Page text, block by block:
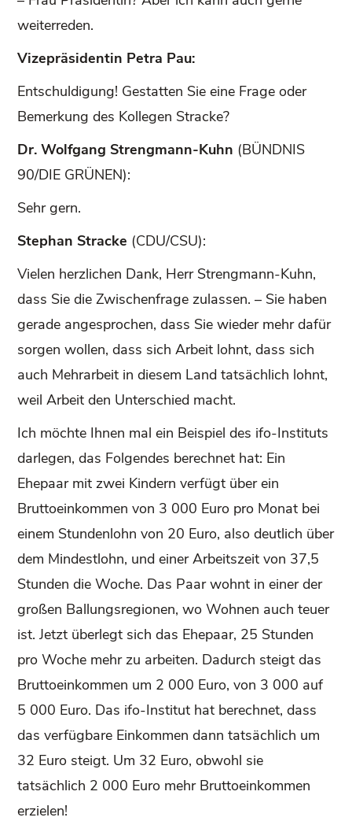
weiterreden.
Vizepräsidentin Petra Pau:
Entschuldigung! Gestatten Sie eine Frage oder
Bemerkung des Kollegen Stracke?
Dr. Wolfgang Strengmann-Kuhn (BÜNDNIS
90/DIE GRÜNEN):
Sehr gern.
Stephan Stracke (CDU/CSU):
Vielen herzlichen Dank, Herr Strengmann-Kuhn,
dass Sie die Zwischenfrage zulassen. – Sie haben
gerade angesprochen, dass Sie wieder mehr dafür
sorgen wollen, dass sich Arbeit lohnt, dass sich
auch Mehrarbeit in diesem Land tatsächlich lohnt,
weil Arbeit den Unterschied macht.
Ich möchte Ihnen mal ein Beispiel des ifo-Instituts
darlegen, das Folgendes berechnet hat: Ein
Ehepaar mit zwei Kindern verfügt über ein
Bruttoeinkommen von 3 000 Euro pro Monat bei
einem Stundenlohn von 20 Euro, also deutlich über
dem Mindestlohn, und einer Arbeitszeit von 37,5
Stunden die Woche. Das Paar wohnt in einer der
großen Ballungsregionen, wo Wohnen auch teuer
ist. Jetzt überlegt sich das Ehepaar, 25 Stunden
pro Woche mehr zu arbeiten. Dadurch steigt das
Bruttoeinkommen um 2 000 Euro, von 3 000 auf
5 000 Euro. Das ifo-Institut hat berechnet, dass
das verfügbare Einkommen dann tatsächlich um
32 Euro steigt. Um 32 Euro, obwohl sie
tatsächlich 2 000 Euro mehr Bruttoeinkommen
erzielen!